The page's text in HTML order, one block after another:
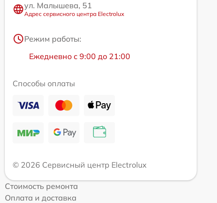
ул. Малышева, 51
Адрес сервисного центра Electrolux
Режим работы:
Ежедневно с 9:00 до 21:00
Способы оплаты
© 2026 Сервисный центр Electrolux
Стоимость ремонта
Оплата и доставка